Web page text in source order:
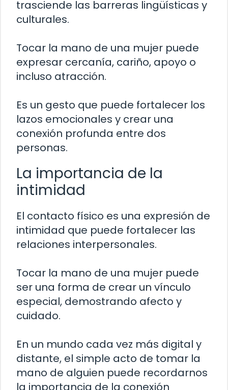
trasciende las barreras lingüísticas y
culturales.
Tocar la mano de una mujer puede
expresar cercanía, cariño, apoyo o
incluso atracción.
Es un gesto que puede fortalecer los
lazos emocionales y crear una
conexión profunda entre dos
personas.
La importancia de la
intimidad
El contacto físico es una expresión de
intimidad que puede fortalecer las
relaciones interpersonales.
Tocar la mano de una mujer puede
ser una forma de crear un vínculo
especial, demostrando afecto y
cuidado.
En un mundo cada vez más digital y
distante, el simple acto de tomar la
mano de alguien puede recordarnos
la importancia de la conexión